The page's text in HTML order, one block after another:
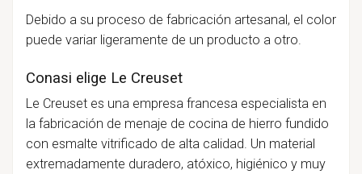
Debido a su proceso de fabricación artesanal, el color
puede variar ligeramente de un producto a otro.
Conasi elige Le Creuset
Le Creuset es una empresa francesa especialista en
la fabricación de menaje de cocina de hierro fundido
con esmalte vitrificado de alta calidad. Un material
extremadamente duradero, atóxico, higiénico y muy